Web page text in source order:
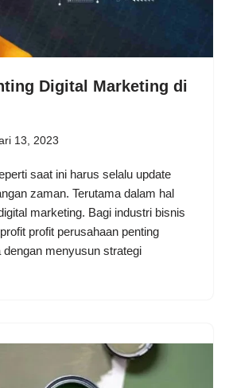
Digital Marketing di
13, 2023
saat ini harus selalu update
zaman. Terutama dalam hal
marketing. Bagi industri bisnis
profit perusahaan penting
menyusun strategi